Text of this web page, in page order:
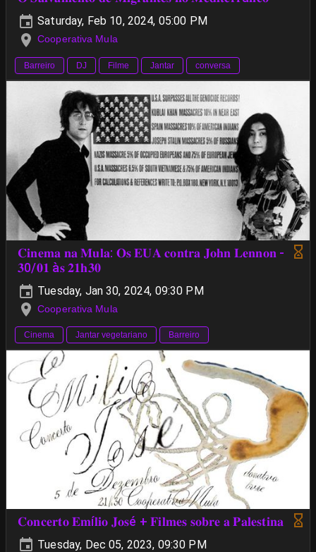
Saturday, Feb 10, 2024, 05:00 PM
Cooperativa Mula
Barreiro DJ Filme Jantar conversa
𝐂𝐢𝐧𝐞𝐦𝐚 𝐧𝐚 𝐌𝐮𝐥𝐚: 𝐎𝐬 𝐄𝐔𝐀 𝐜𝐨𝐧𝐭𝐫𝐚 𝐉𝐨𝐡𝐧 𝐋𝐞𝐧𝐧𝐨𝐧 -
𝟑0/𝟎𝟏 à𝐬 𝟐𝟏𝐡𝟑𝟎
Tuesday, Jan 30, 2024, 09:30 PM
Cooperativa Mula
Cinema Jantar vegetariano Barreiro
𝐂𝐨𝐧𝐜𝐞𝐫𝐭𝐨 𝐄𝐦í𝐥𝐢𝐨 𝐉𝐨𝐬é + 𝐅𝐢𝐥𝐦𝐞𝐬 𝐬𝐨𝐛𝐫𝐞 𝐚 𝐏𝐚𝐥𝐞𝐬𝐭𝐢𝐧𝐚
Tuesday, Dec 05, 2023, 09:30 PM